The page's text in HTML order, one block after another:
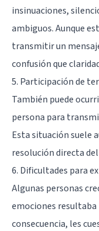
insinuaciones,
ambiguos. Aunque
transmitir un
confusión que
5. Participación de
También puede
persona para
Esta situación suele
resolución directa
6. Dificultades para
Algunas personas
emociones
consecuencia, les